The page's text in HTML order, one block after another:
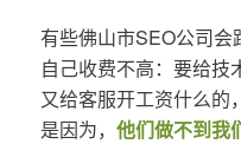
有些佛山市SEO公司
自己收费不高：要给技
又给客服开工资什么的
是因为， 他们做不到我